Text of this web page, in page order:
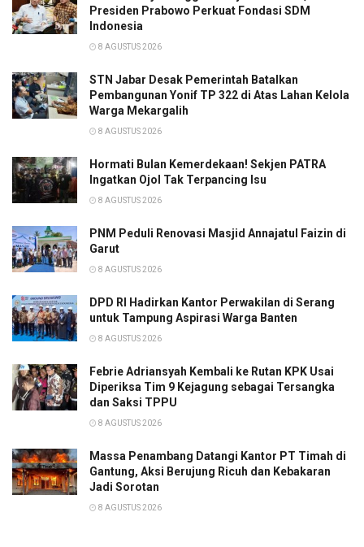
Presiden Prabowo Perkuat Fondasi SDM
Indonesia
8 AGUSTUS 2026
STN Jabar Desak Pemerintah Batalkan
Pembangunan Yonif TP 322 di Atas Lahan Kelola
Warga Mekargalih
8 AGUSTUS 2026
Hormati Bulan Kemerdekaan! Sekjen PATRA
Ingatkan Ojol Tak Terpancing Isu
8 AGUSTUS 2026
PNM Peduli Renovasi Masjid Annajatul Faizin di
Garut
8 AGUSTUS 2026
DPD RI Hadirkan Kantor Perwakilan di Serang
untuk Tampung Aspirasi Warga Banten
8 AGUSTUS 2026
Febrie Adriansyah Kembali ke Rutan KPK Usai
Diperiksa Tim 9 Kejagung sebagai Tersangka
dan Saksi TPPU
8 AGUSTUS 2026
Massa Penambang Datangi Kantor PT Timah di
Gantung, Aksi Berujung Ricuh dan Kebakaran
Jadi Sorotan
8 AGUSTUS 2026